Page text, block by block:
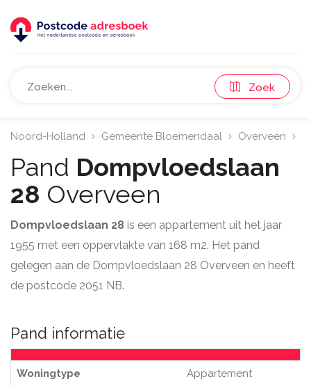
Zoek
Noord-Holland Gemeente Bloemendaal Overveen
Pand Dompvloedslaan
28 Overveen
Dompvloedslaan 28 is een appartement uit het jaar
1955 met een oppervlakte van 168 m2. Het pand
gelegen aan de Dompvloedslaan 28 Overveen en heeft
de postcode 2051 NB.
Pand informatie
Woningtype Appartement